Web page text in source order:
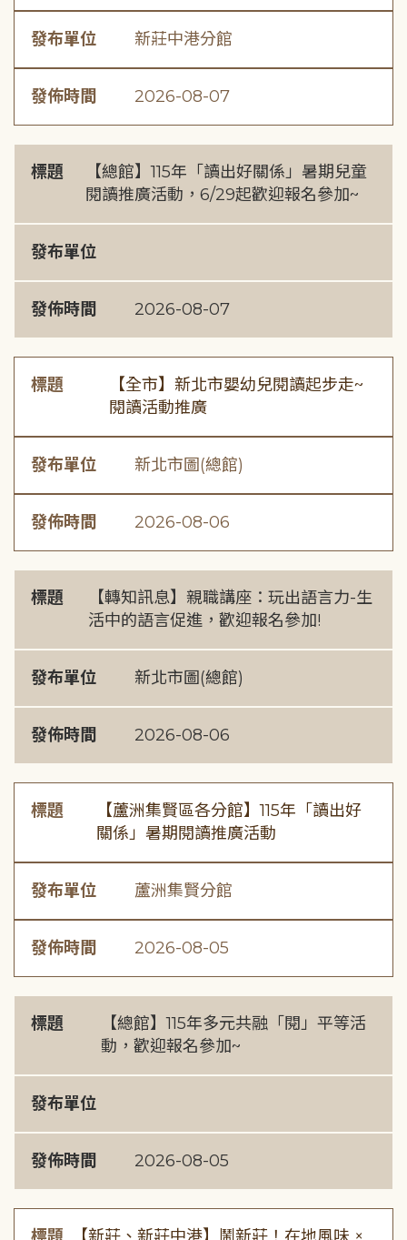
發布單位 新莊中港分館
發佈時間 2026-08-07
標題
【總館】115年「讀出好關係」暑期兒童
閱讀推廣活動，6/29起歡迎報名參加~
發布單位
發佈時間 2026-08-07
標題
【全市】新北市嬰幼兒閱讀起步走~
閱讀活動推廣
發布單位 新北市圖(總館)
發佈時間 2026-08-06
標題
【轉知訊息】親職講座：玩出語言力-生
活中的語言促進，歡迎報名參加!
發布單位 新北市圖(總館)
發佈時間 2026-08-06
標題
【蘆洲集賢區各分館】115年「讀出好
關係」暑期閱讀推廣活動
發布單位 蘆洲集賢分館
發佈時間 2026-08-05
標題
【總館】115年多元共融「閱」平等活
動，歡迎報名參加~
發布單位
發佈時間 2026-08-05